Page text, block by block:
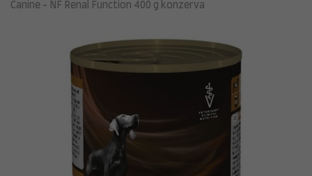
Canine - NF Renal Function 400 g konzerva